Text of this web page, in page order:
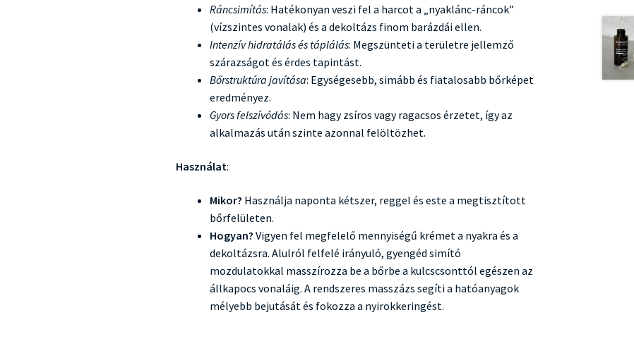
Ráncsimítás: Hatékonyan veszi fel a harcot a „nyaklánc-ráncok”
(vízszintes vonalak) és a dekoltázs finom barázdái ellen.
Intenzív hidratálás és táplálás: Megszünteti a területre jellemző
szárazságot és érdes tapintást.
Bőrstruktúra javítása: Egységesebb, simább és fiatalosabb bőrképet
eredményez.
Gyors felszívódás: Nem hagy zsíros vagy ragacsos érzetet, így az
alkalmazás után szinte azonnal felöltözhet.
Használat:
Mikor? Használja naponta kétszer, reggel és este a megtisztított
bőrfelületen.
Hogyan? Vigyen fel megfelelő mennyiségű krémet a nyakra és a
dekoltázsra. Alulról felfelé irányuló, gyengéd simító
mozdulatokkal masszírozza be a bőrbe a kulcscsonttól egészen az
állkapocs vonaláig. A rendszeres masszázs segíti a hatóanyagok
mélyebb bejutását és fokozza a nyirokkeringést.